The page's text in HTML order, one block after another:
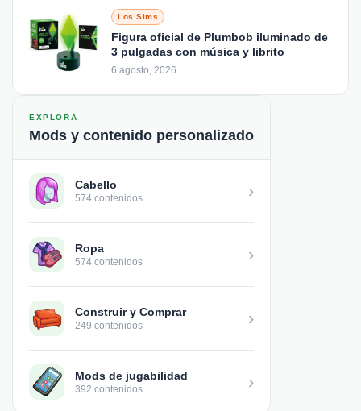
Los Sims
Figura oficial de Plumbob iluminado de
3 pulgadas con música y librito
6 agosto, 2026
EXPLORA
Mods y contenido personalizado
Cabello
574 contenidos ›
Ropa
574 contenidos ›
Construir y Comprar
249 contenidos ›
Mods de jugabilidad
392 contenidos ›